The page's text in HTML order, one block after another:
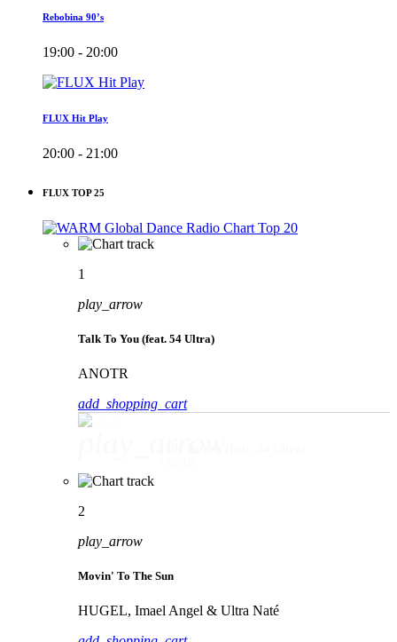
Rebobina 90’s
19:00 - 20:00
FLUX Hit Play
20:00 - 21:00
FLUX TOP 25
1
play_arrow
Talk To You (feat. 54 Ultra)
ANOTR
add_shopping_cart
2
play_arrow
Movin' To The Sun
HUGEL, Imael Angel & Ultra Naté